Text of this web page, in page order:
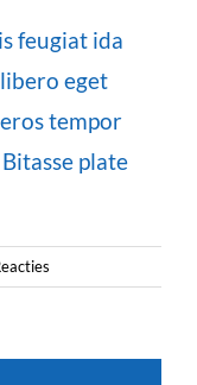
feugiat ida
eget
tempor
plate